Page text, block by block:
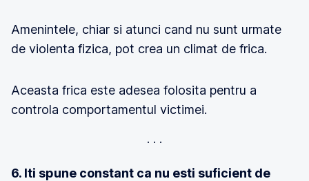
Amenintele, chiar si atunci cand nu sunt urmate
de violenta fizica, pot crea un climat de frica.
Aceasta frica este adesea folosita pentru a
controla comportamentul victimei.
6. Iti spune constant ca nu esti suficient de